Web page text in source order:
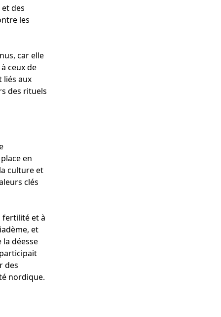
des
les
car elle
ceux de
liés aux
des rituels
en
culture et
clés
fertilité et à
et
déesse
des
nordique.